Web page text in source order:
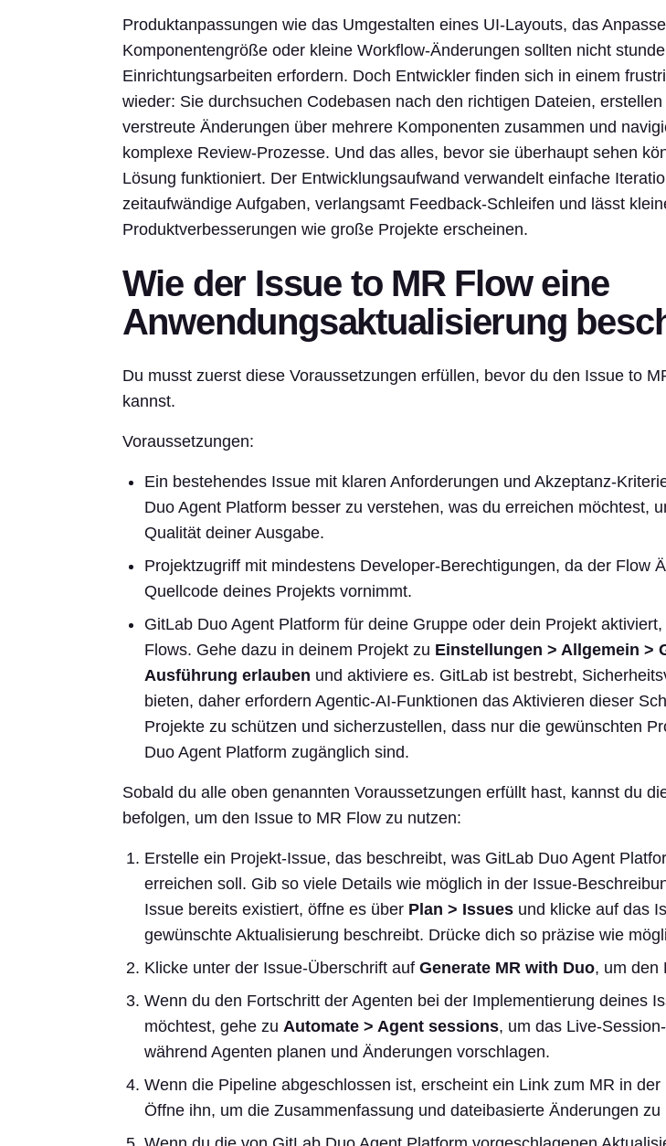
Produktanpassungen wie das Umgestalten eines UI-Layouts, das
Komponentengröße oder kleine Workflow-Änderungen sollten nicht
Einrichtungsarbeiten erfordern. Doch Entwickler finden sich in einem
wieder: Sie durchsuchen Codebasen nach den richtigen Dateien,
verstreute Änderungen über mehrere Komponenten zusammen und
komplexe Review-Prozesse. Und das alles, bevor sie überhaupt sehen
Lösung funktioniert. Der Entwicklungsaufwand verwandelt einfache
zeitaufwändige Aufgaben, verlangsamt Feedback-Schleifen und lässt
Produktverbesserungen wie große Projekte erscheinen.
Wie der Issue to MR Flow eine
Anwendungsaktualisierung
Du musst zuerst diese Voraussetzungen erfüllen, bevor du den Issue to
kannst.
Voraussetzungen:
Ein bestehendes Issue mit klaren Anforderungen und Akzeptanz-
Duo Agent Platform besser zu verstehen, was du erreichen möchtest,
Qualität deiner Ausgabe.
Projektzugriff mit mindestens Developer-Berechtigungen, da der Flow
Quellcode deines Projekts vornimmt.
GitLab Duo Agent Platform für deine Gruppe oder dein Projekt
Flows. Gehe dazu in deinem Projekt zu Einstellungen > Allgemein >
Ausführung erlauben und aktiviere es. GitLab ist bestrebt,
bieten, daher erfordern Agentic-AI-Funktionen das Aktivieren dieser
Projekte zu schützen und sicherzustellen, dass nur die gewünschten
Duo Agent Platform zugänglich sind.
Sobald du alle oben genannten Voraussetzungen erfüllt hast, kannst du
befolgen, um den Issue to MR Flow zu nutzen:
Erstelle ein Projekt-Issue, das beschreibt, was GitLab Duo Agent
erreichen soll. Gib so viele Details wie möglich in der Issue-
Issue bereits existiert, öffne es über Plan > Issuesund klicke auf das
gewünschte Aktualisierung beschreibt. Drücke dich so präzise wie
Klicke unter der Issue-Überschrift auf Generate MR with Duo, um den
Wenn du den Fortschritt der Agenten bei der Implementierung deines
möchtest, gehe zu Automate > Agent sessions, um das Live-
während Agenten planen und Änderungen vorschlagen.
Wenn die Pipeline abgeschlossen ist, erscheint ein Link zum MR in der
Öffne ihn, um die Zusammenfassung und dateibasierte Änderungen zu